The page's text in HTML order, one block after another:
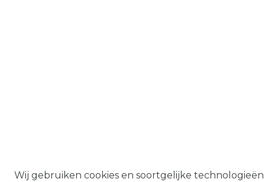
Wij gebruiken cookies en soortgelijke